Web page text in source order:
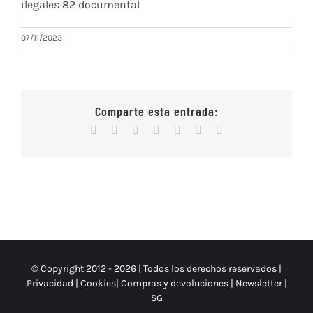
ilegales 82 documental
07/11/2023
Comparte esta entrada:
Facebook Reddit WhatsApp
Tumblr
© Copyright 2012 -2026 | Todos los derechos reservados |
Privacidad | Cookies| Compras y devoluciones| Newsletter |
SG